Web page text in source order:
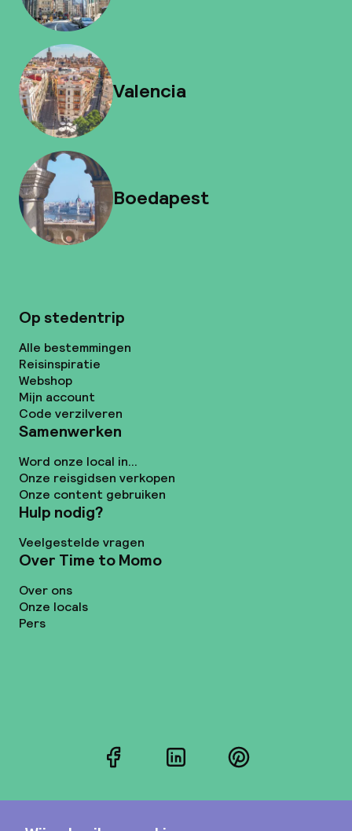
Valencia
Boedapest
Op stedentrip
Alle bestemmingen
Reisinspiratie
Webshop
Mijn account
Code verzilveren
Samenwerken
Word onze local in...
Onze reisgidsen verkopen
Onze content gebruiken
Hulp nodig?
Veelgestelde vragen
Over Time to Momo
Over ons
Onze locals
Pers
FacebookLinkedInPinterest